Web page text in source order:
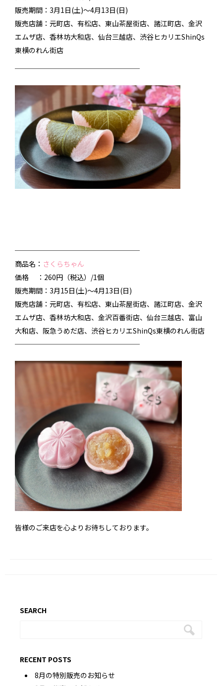
販売期間：3月1日(土)～4月13日(日)
販売店舗：元町店、有松店、東山茶屋街店、諸江町店、金沢
エムザ店、香林坊大和店、仙台三越店、渋谷ヒカリエShinQs
東横のれん街店
──────────────────
──────────────────
商品名： さくらちゃん
価格 ：260円（税込）/1個
販売期間：3月15日(土)～4月13日(日)
販売店舗：元町店、有松店、東山茶屋街店、諸江町店、金沢
エムザ店、香林坊大和店、金沢百番街店、仙台三越店、富山
大和店、阪急うめだ店、渋谷ヒカリエShinQs東横のれん街店
──────────────────
皆様のご来店を心よりお待ちしております。
SEARCH
RECENT POSTS
8月の特別販売のお知らせ